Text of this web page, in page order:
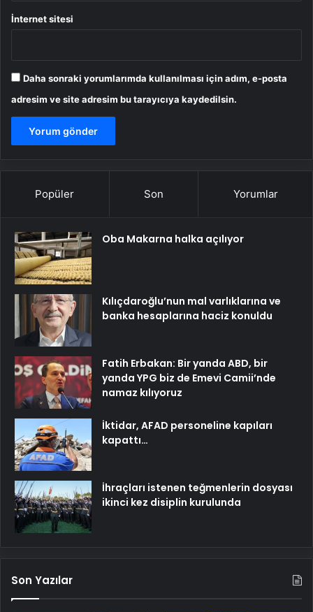
İnternet sitesi
Daha sonraki yorumlarımda kullanılması için adım, e-posta
adresim ve site adresim bu tarayıcıya kaydedilsin.
Popüler Son Yorumlar
Oba Makarna halka açılıyor
Kılıçdaroğlu’nun mal varlıklarına ve
banka hesaplarına haciz konuldu
Fatih Erbakan: Bir yanda ABD, bir
yanda YPG biz de Emevi Camii’nde
namaz kılıyoruz
İktidar, AFAD personeline kapıları
kapattı…
İhraçları istenen teğmenlerin dosyası
ikinci kez disiplin kurulunda
Son Yazılar